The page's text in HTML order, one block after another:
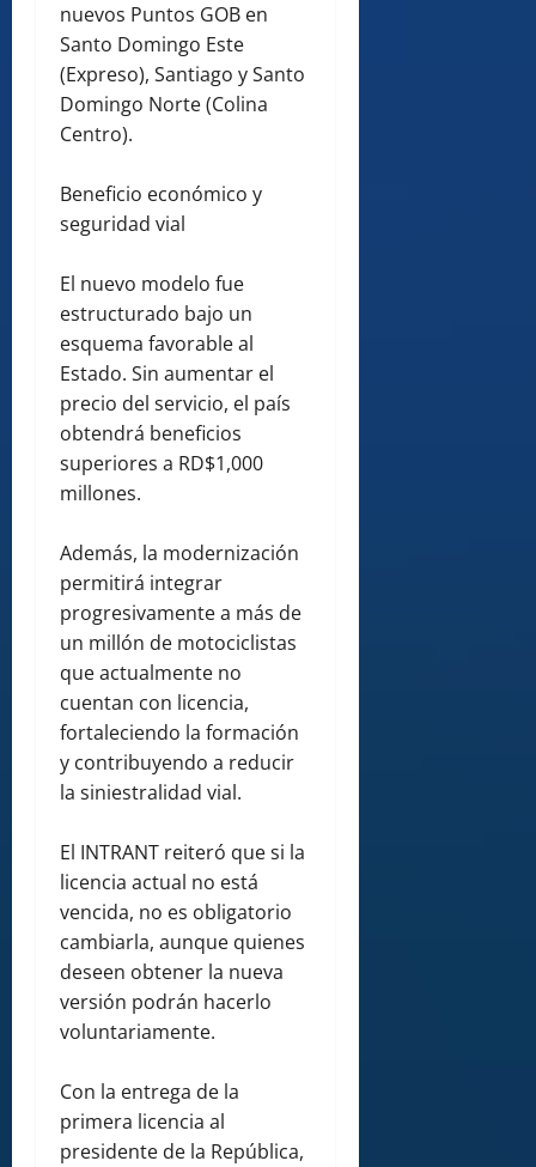
nuevos Puntos GOB en
Santo Domingo Este
(Expreso), Santiago y Santo
Domingo Norte (Colina
Centro).
Beneficio económico y
seguridad vial
El nuevo modelo fue
estructurado bajo un
esquema favorable al
Estado. Sin aumentar el
precio del servicio, el país
obtendrá beneficios
superiores a RD$1,000
millones.
Además, la modernización
permitirá integrar
progresivamente a más de
un millón de motociclistas
que actualmente no
cuentan con licencia,
fortaleciendo la formación
y contribuyendo a reducir
la siniestralidad vial.
El INTRANT reiteró que si la
licencia actual no está
vencida, no es obligatorio
cambiarla, aunque quienes
deseen obtener la nueva
versión podrán hacerlo
voluntariamente.
Con la entrega de la
primera licencia al
presidente de la República,